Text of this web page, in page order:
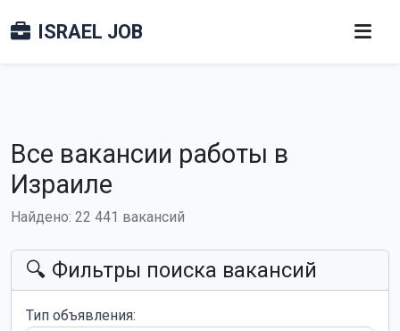
ISRAEL JOB
Все вакансии работы в
Израиле
Найдено: 22 441 вакансий
🔍 Фильтры поиска вакансий
Тип объявления: